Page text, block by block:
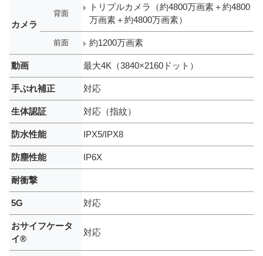
カメラ
背面
トリプルカメラ（約4800万画素＋約4800
万画素＋約4800万画素）
前面 約1200万画素
動画 最大4K（3840×2160ドット）
手ぶれ補正 対応
生体認証 対応（指紋）
防水性能 IPX5/IPX8
防塵性能 IP6X
耐衝撃
5G 対応
おサイフケータ
イ®
対応